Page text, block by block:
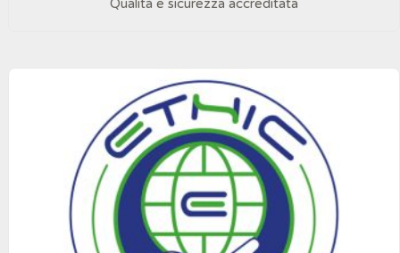
Qualità e sicurezza accreditata